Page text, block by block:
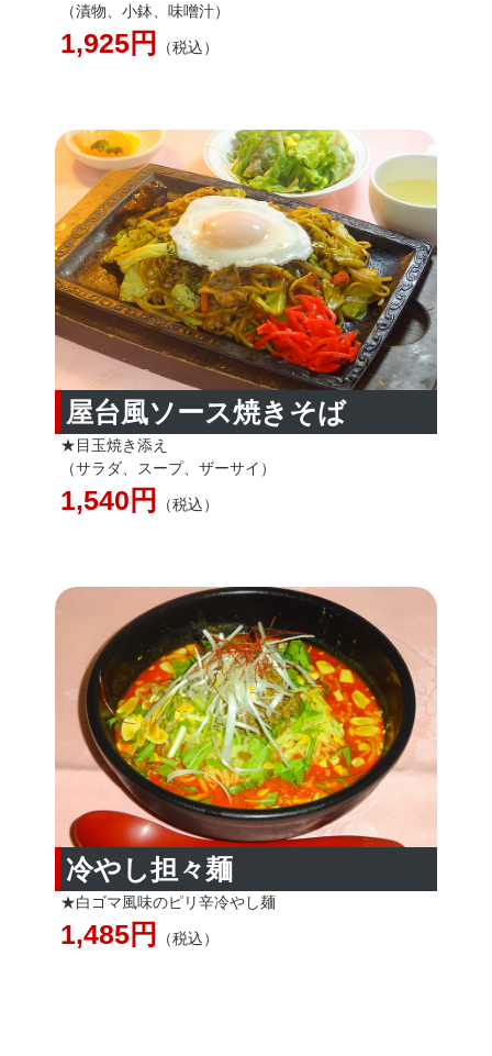
（漬物、小鉢、味噌汁）
1,925円 （税込）
屋台風ソース焼きそば
★目玉焼き添え
（サラダ、スープ、ザーサイ）
1,540円 （税込）
冷やし担々麺
★白ゴマ風味のピリ辛冷やし麺
1,485円 （税込）